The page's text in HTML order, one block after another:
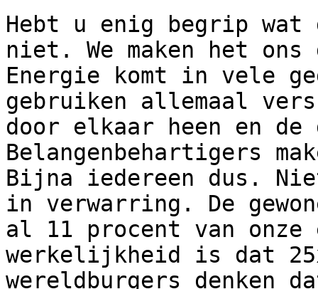
Hebt u enig begrip wat
niet. We maken het
Energie komt in vele
gebruiken allemaal
door elkaar heen en
Belangenbehartigers
Bijna iedereen dus.
in verwarring. De
al 11 procent van
werkelijkheid is dat
wereldburgers denken